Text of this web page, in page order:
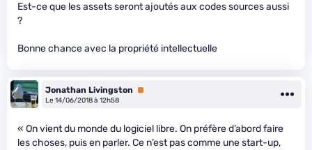
Est-ce que les assets seront ajoutés aux codes sources aussi
?
Bonne chance avec la propriété intellectuelle
Jonathan Livingston
Premium
Le 14/06/2018 à 12h58
« On vient du monde du logiciel libre. On préfère d’abord faire
les choses, puis en parler. Ce n’est pas comme une start-up,